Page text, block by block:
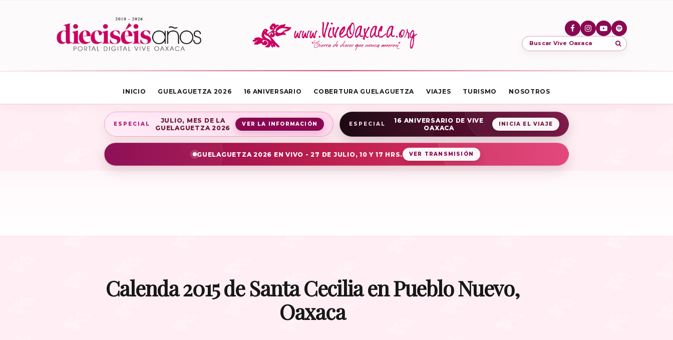
Buscar Vive Oaxaca
INICIO GUELAGUETZA 2026 16 ANIVERSARIO COBERTURA GUELAGUETZA VIAJES TURISMO NOSOTROS
ESPECIAL
JULIO, MES DE LA
GUELAGUETZA 2026
VER LA INFORMACIÓN ESPECIAL
16 ANIVERSARIO DE VIVE
OAXACA
INICIA EL VIAJE
GUELAGUETZA 2026 EN VIVO - 27 DE JULIO, 10 Y 17 HRS. VER TRANSMISIÓN
Calenda 2015 de Santa Cecilia en Pueblo Nuevo,
Oaxaca